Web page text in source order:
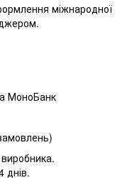
міжнародної
МоноБанк
днів.